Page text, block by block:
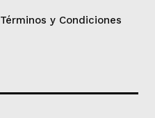
Términos y Condiciones